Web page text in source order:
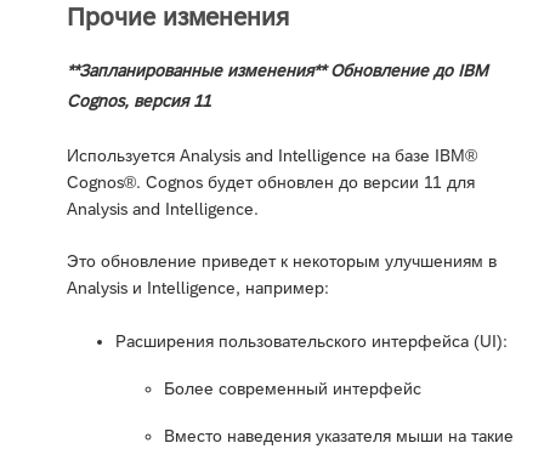
Прочие изменения
**Запланированные изменения** Обновление до IBM
Cognos, версия 11
Используется Analysis and Intelligence на базе IBM®
Cognos®. Cognos будет обновлен до версии 11 для
Analysis and Intelligence.
Это обновление приведет к некоторым улучшениям в
Analysis и Intelligence, например:
Расширения пользовательского интерфейса (UI):
Более современный интерфейс
Вместо наведения указателя мыши на такие